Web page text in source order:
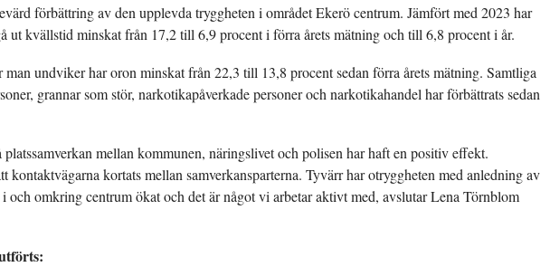
förbättring av den upplevda tryggheten i området Ekerö centrum. Jämfört med 2023 har
ut kvällstid minskat från 17,2 till 6,9 procent i förra årets mätning och till 6,8 procent i år.
man undviker har oron minskat från 22,3 till 13,8 procent sedan förra årets mätning. Samtliga
grannar som stör, narkotikapåverkade personer och narkotikahandel har förbättrats sedan
mellan kommunen, näringslivet och polisen har haft en positiv effekt.
kontaktvägarna kortats mellan samverkansparterna. Tyvärr har otryggheten med anledning av
och omkring centrum ökat och det är något vi arbetar aktivt med, avslutar Lena Törnblom